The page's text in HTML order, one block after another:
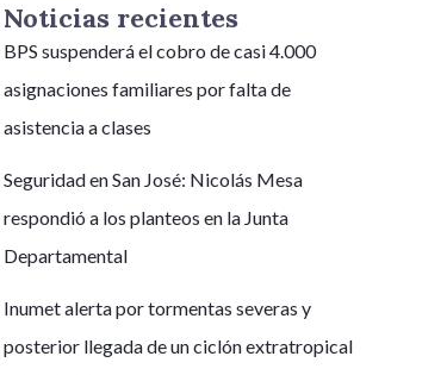
Noticias recientes
BPS suspenderá el cobro de casi 4.000
asignaciones familiares por falta de
asistencia a clases
Seguridad en San José: Nicolás Mesa
respondió a los planteos en la Junta
Departamental
Inumet alerta por tormentas severas y
posterior llegada de un ciclón extratropical